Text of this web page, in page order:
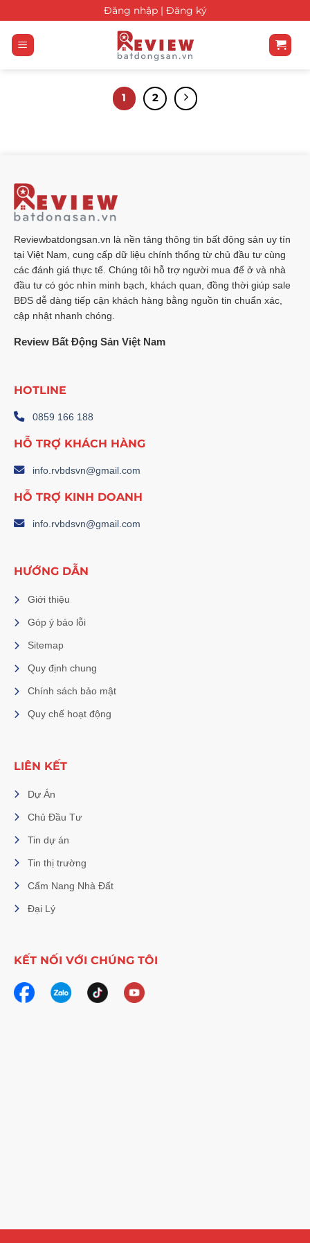
qua
nội
dung
Đăng nhập | Đăng ký
1 2
Reviewbatdongsan.vn là nền tảng thông tin bất động sản uy tín
tại Việt Nam, cung cấp dữ liệu chính thống từ chủ đầu tư cùng
các đánh giá thực tế. Chúng tôi hỗ trợ người mua để ở và nhà
đầu tư có góc nhìn minh bạch, khách quan, đồng thời giúp sale
BĐS dễ dàng tiếp cận khách hàng bằng nguồn tin chuẩn xác,
cập nhật nhanh chóng.
Review Bất Động Sản Việt Nam
HOTLINE
0859 166 188
HỖ TRỢ KHÁCH HÀNG
info.rvbdsvn@gmail.com
HỖ TRỢ KINH DOANH
info.rvbdsvn@gmail.com
HƯỚNG DẪN
Giới thiệu
Góp ý báo lỗi
Sitemap
Quy định chung
Chính sách bảo mật
Quy chế hoạt động
LIÊN KẾT
Dự Án
Chủ Đầu Tư
Tin dự án
Tin thị trường
Cẩm Nang Nhà Đất
Đại Lý
KẾT NỐI VỚI CHÚNG TÔI